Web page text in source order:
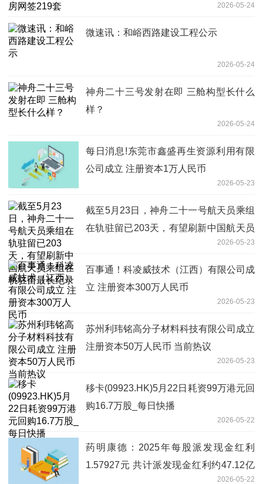
2026-05-24
微速讯：和峪西路建设工程公示
2026-05-24
神舟二十三号发射在即 三舱构型长什么
样？
2026-05-24
每日消息!东莞市鑫盛再生资源利用有限
公司成立 注册资本1万人民币
2026-05-23
截至5月23日，神舟二十一号航天员乘组
在轨驻留已203天，有望刷新中国航天员
2026-05-23
百事通！科凌威技术（江西）有限公司成
立 注册资本300万人民币
2026-05-23
苏州利玮铭高分子材料科技有限公司成立
注册资本50万人民币 当前热议
2026-05-23
移卡(09923.HK)5月22日耗资99万港元回
购16.7万股_每日快播
2026-05-22
药明康德：2025年每股派发现金红利
1.57927元 共计派发现金红利约47.12亿
2026-05-22